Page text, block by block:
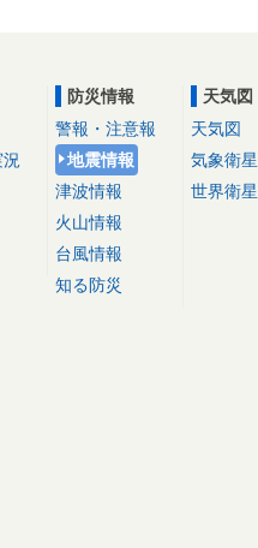
防災情報
警報・注意報
地震情報
津波情報
火山情報
台風情報
知る防災
天気図
天気図
気象衛星
世界衛星